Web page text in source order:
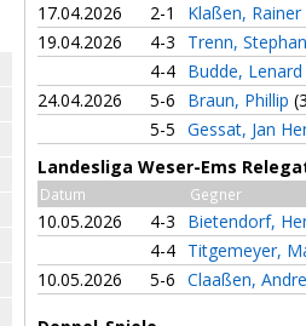
17.04.2026
2-1
Klaßen, Rainer
19.04.2026
4-3
Trenn,
4-4 Budde, Lenard
24.04.2026
5-6 Braun, Phillip
5-5 Gessat, Jan
Landesliga Weser-Ems
Datum Gegner
10.05.2026 4-3
Bietendorf,
4-4 Titgemeyer,
10.05.2026
5-6 Claaßen,